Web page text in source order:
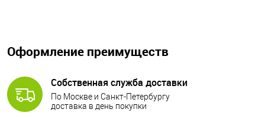
Оформление преимуществ
Собственная служба доставки
По Москве и Санкт-Петербургу
доставка в день покупки